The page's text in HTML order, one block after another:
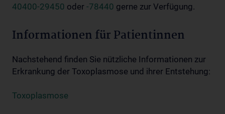
40400-29450 oder -78440 gerne zur Verfügung.
Informationen für Patientinnen
Nachstehend finden Sie nützliche Informationen zur
Erkrankung der Toxoplasmose und ihrer Entstehung:
Toxoplasmose